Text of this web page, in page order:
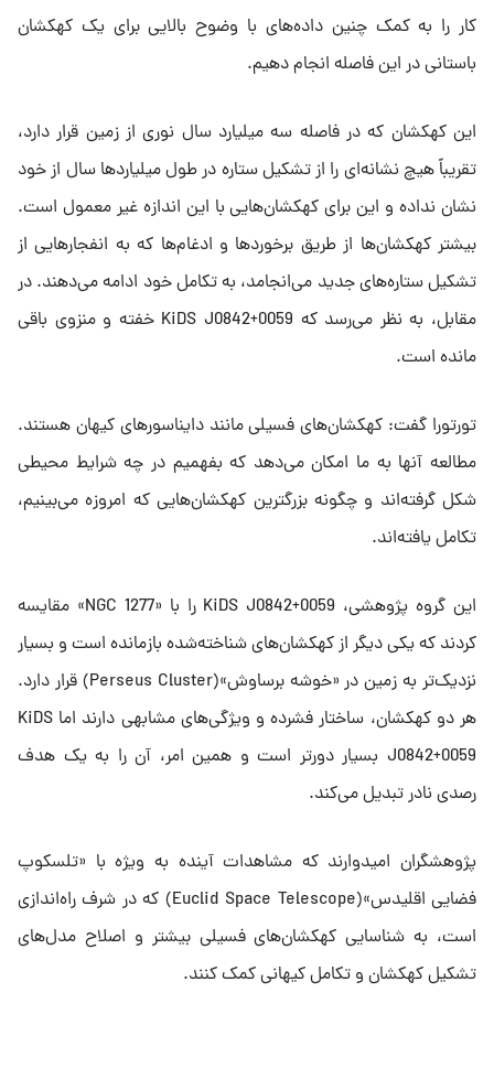
کار را به کمک چنین داده‌های با وضوح بالایی برای یک کهکشان
باستانی در این فاصله انجام دهیم.
این کهکشان که در فاصله سه میلیارد سال نوری از زمین قرار دارد،
تقریباً هیچ نشانه‌ای را از تشکیل ستاره در طول میلیاردها سال از خود
نشان نداده و این برای کهکشان‌هایی با این اندازه غیر معمول است.
بیشتر کهکشان‌ها از طریق برخوردها و ادغام‌ها که به انفجارهایی از
تشکیل ستاره‌های جدید می‌انجامد، به تکامل خود ادامه می‌دهند. در
مقابل، به نظر می‌رسد که KiDS J0842+0059 خفته و منزوی باقی
مانده است.
تورتورا گفت: کهکشان‌های فسیلی مانند دایناسورهای کیهان هستند.
مطالعه آنها به ما امکان می‌دهد که بفهمیم در چه شرایط محیطی
شکل گرفته‌اند و چگونه بزرگترین کهکشان‌هایی که امروزه می‌بینیم،
تکامل یافته‌اند.
این گروه پژوهشی، KiDS J0842+0059 را با «NGC 1277» مقایسه
کردند که یکی دیگر از کهکشان‌های شناخته‌شده‌ بازمانده است و بسیار
نزدیک‌تر به زمین در «خوشه‌ برساوش»(Perseus Cluster) قرار دارد.
هر دو کهکشان، ساختار فشرده و ویژگی‌های مشابهی دارند اما KiDS
J0842+0059 بسیار دورتر است و همین امر، آن را به یک هدف
رصدی نادر تبدیل می‌کند.
پژوهشگران امیدوارند که مشاهدات آینده به ویژه با «تلسکوپ
فضایی اقلیدس»(Euclid Space Telescope) که در شرف راه‌اندازی
است، به شناسایی کهکشان‌های فسیلی بیشتر و اصلاح مدل‌های
تشکیل کهکشان و تکامل کیهانی کمک کنند.